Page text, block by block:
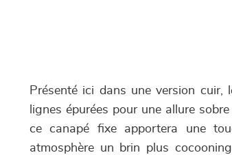
Présenté ici dans une version cuir,
lignes épurées pour une allure
ce canapé fixe apportera une
atmosphère un brin plus